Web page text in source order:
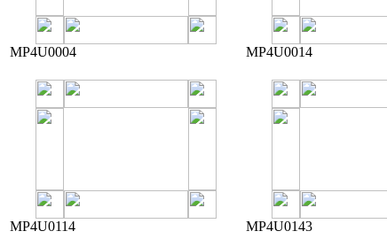
MP4U0004 MP4U0014
MP4U0114 MP4U0143